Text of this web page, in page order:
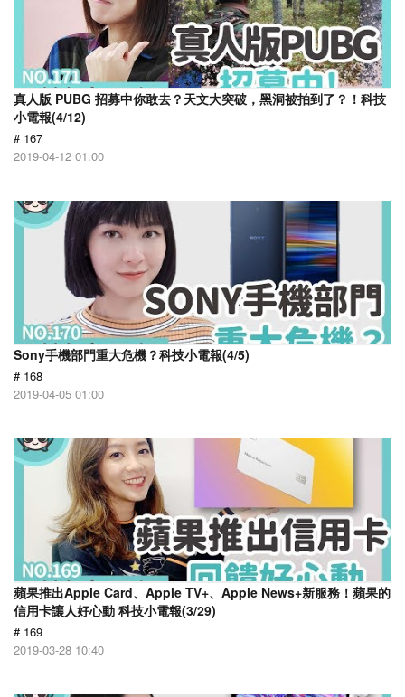
真人版 PUBG 招募中你敢去？天文大突破，黑洞被拍到了？！科技
小電報(4/12)
# 167
2019-04-12 01:00
Sony手機部門重大危機？科技小電報(4/5)
# 168
2019-04-05 01:00
蘋果推出Apple Card、Apple TV+、Apple News+新服務！蘋果的
信用卡讓人好心動 科技小電報(3/29)
# 169
2019-03-28 10:40